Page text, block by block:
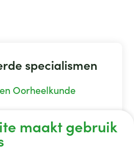
specialismen
Oorheelkunde
maakt gebruik